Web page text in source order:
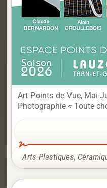
Art Points de Vue, Mai-
Photographie « Toute
Arts Plastiques,